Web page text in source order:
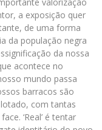
a exposição quer
de uma forma
da população negra
da nossa
acontece no
mundo passa
barracos são
com tantas
‘Real’ é tentar